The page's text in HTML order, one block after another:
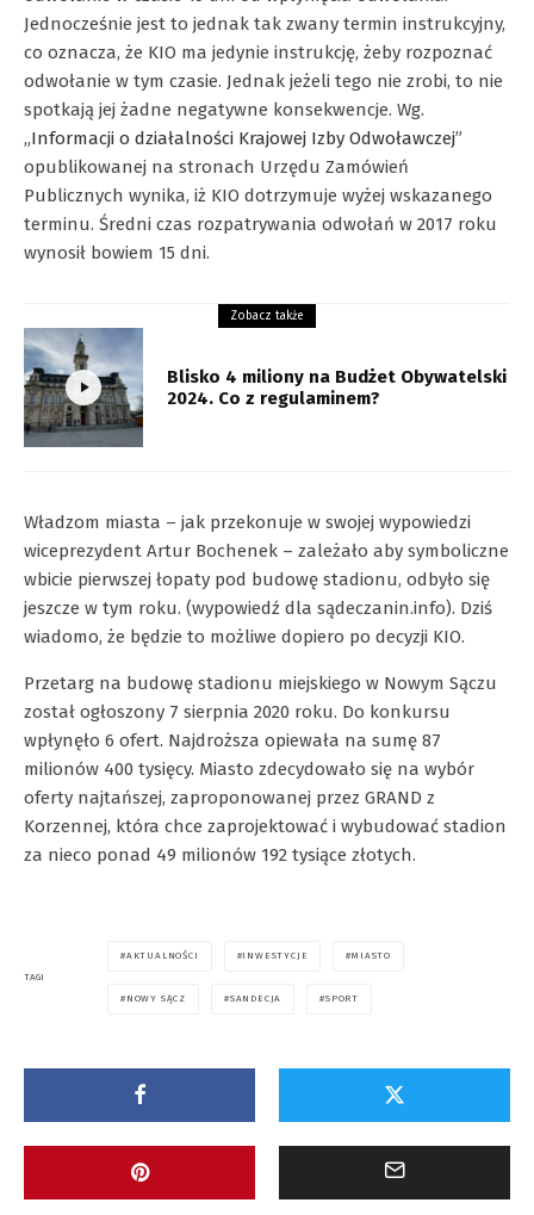
Jednocześnie jest to jednak tak zwany termin instrukcyjny,
co oznacza, że KIO ma jedynie instrukcję, żeby rozpoznać
odwołanie w tym czasie. Jednak jeżeli tego nie zrobi, to nie
spotkają jej żadne negatywne konsekwencje. Wg.
„Informacji o działalności Krajowej Izby Odwoławczej”
opublikowanej na stronach Urzędu Zamówień
Publicznych wynika, iż KIO dotrzymuje wyżej wskazanego
terminu. Średni czas rozpatrywania odwołań w 2017 roku
wynosił bowiem 15 dni.
Zobacz także
Blisko 4 miliony na Budżet Obywatelski
2024. Co z regulaminem?
Władzom miasta – jak przekonuje w swojej wypowiedzi
wiceprezydent Artur Bochenek – zależało aby symboliczne
wbicie pierwszej łopaty pod budowę stadionu, odbyło się
jeszcze w tym roku. (wypowiedź dla sądeczanin.info). Dziś
wiadomo, że będzie to możliwe dopiero po decyzji KIO.
Przetarg na budowę stadionu miejskiego w Nowym Sączu
został ogłoszony 7 sierpnia 2020 roku. Do konkursu
wpłynęło 6 ofert. Najdroższa opiewała na sumę 87
milionów 400 tysięcy. Miasto zdecydowało się na wybór
oferty najtańszej, zaproponowanej przez GRAND z
Korzennej, która chce zaprojektować i wybudować stadion
za nieco ponad 49 milionów 192 tysiące złotych.
TAGI
AKTUALNOŚCI INWESTYCJE MIASTO
NOWY SĄCZ SANDECJA SPORT